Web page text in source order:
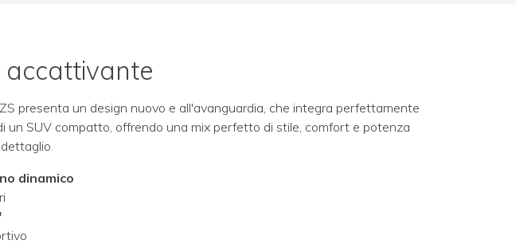
accattivante
presenta un design nuovo e all'avanguardia, che integra perfettamente
un SUV compatto, offrendo una mix perfetto di stile, comfort e potenza
dinamico